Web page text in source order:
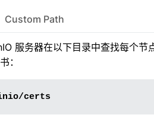
服务器在以下目录中查找每个节
：
Custom Path